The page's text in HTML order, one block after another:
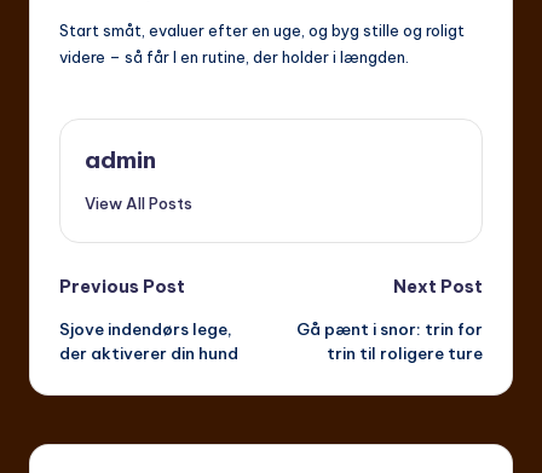
Start småt, evaluer efter en uge, og byg stille og roligt
videre – så får I en rutine, der holder i længden.
admin
View All Posts
Post
navigation
Previous Post
Sjove indendørs lege,
der aktiverer din hund
Next Post
Gå pænt i snor: trin for
trin til roligere ture